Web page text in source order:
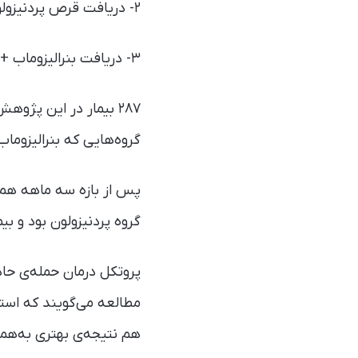
۲- دریافت قرص پردنیزولون ۳۰ میلی‌گرمی به مدت پنج روز (درمان استاندارد فعلی).
۳- دریافت بنرالیزوماب + قرص پردنیزولون ۳۰ میلی‌گرمی به مدت پنج روز.
گروه‌هایی که
پس از بازه سه ماهه هم
گروه پردنیزولون بود و
مطالعه می‌گویند که
هم نتیجه‌ی بهتری